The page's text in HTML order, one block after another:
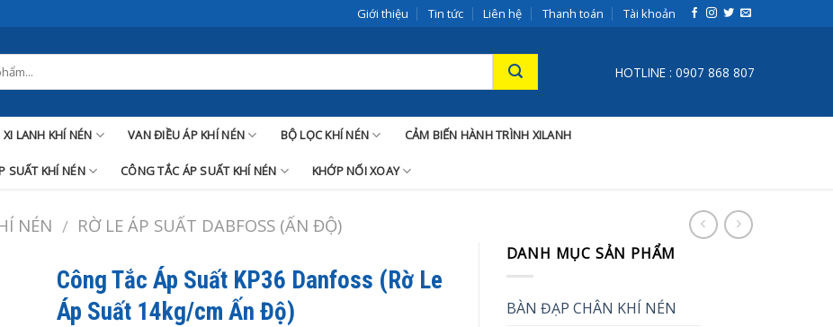
Giới thiệu Tin tức Liên hệ Thanh toán Tài khoản
HOTLINE : 0907 868 807
XI LANH KHÍ NÉN VAN ĐIỀU ÁP KHÍ NÉN BỘ LỌC KHÍ NÉN CẢM BIẾN HÀNH TRÌNH XILANH
SUẤT KHÍ NÉN CÔNG TẮC ÁP SUẤT KHÍ NÉN KHỚP NỐI XOAY
NÉN / RỜ LE ÁP SUẤT DABFOSS (ẤN ĐỘ)
Công Tắc Áp Suất KP36 Danfoss (Rờ Le
Áp Suất 14kg/cm Ấn Độ)
DANH MỤC SẢN PHẨM
BÀN ĐẠP CHÂN KHÍ NÉN